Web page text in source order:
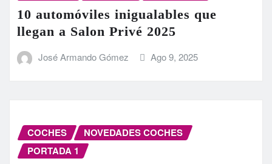
10 automóviles inigualables que
llegan a Salon Privé 2025
José Armando Gómez Ago 9, 2025
COCHES
NOVEDADES COCHES
PORTADA 1